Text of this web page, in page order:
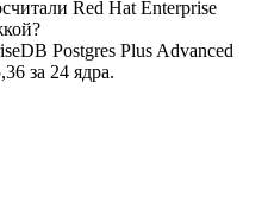
Red Hat Enterprise
Postgres Plus Advanced
за 24 ядра.